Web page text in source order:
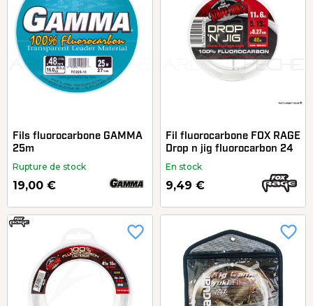
Fils fluorocarbone GAMMA
25m
Rupture de stock
19,00 €
Fil fluorocarbone FOX RAGE
Drop n jig fluorocarbon 24
En stock
9,49 €
favorite_border favorite_border